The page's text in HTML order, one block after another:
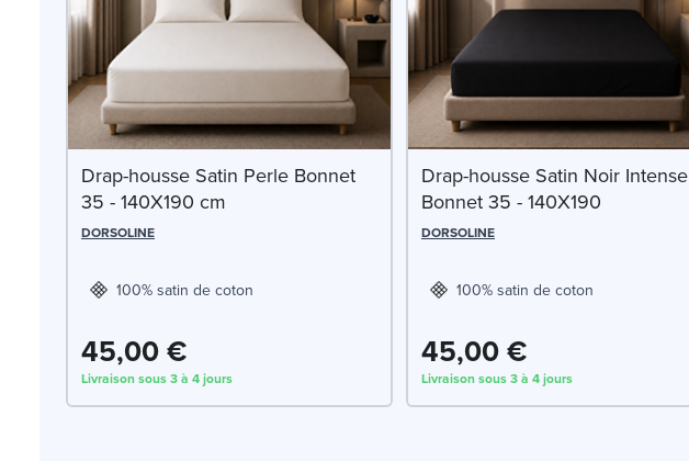
Drap-housse Satin Perle Bonnet
35 - 140X190 cm
DORSOLINE
100% satin de coton
45,00 €
Livraison sous 3 à 4 jours
Drap-housse Satin Noir Intense
Bonnet 35 - 140X190
DORSOLINE
100% satin de coton
45,00 €
Livraison sous 3 à 4 jours